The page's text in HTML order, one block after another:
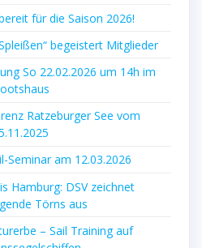
für die Saison 2026!
begeistert Mitglieder
So 22.02.2026 um 14h im
Ratzeburger See vom
Seminar am 12.03.2026
Hamburg: DSV zeichnet
Törns aus
– Sail Training auf